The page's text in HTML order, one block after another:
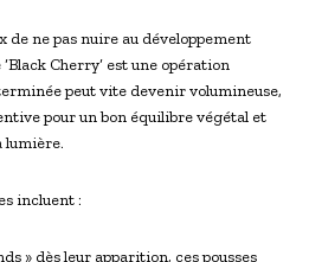
de ne pas nuire au développement
Cherry’ est une opération
peut vite devenir volumineuse,
pour un bon équilibre végétal et
lumière.
incluent :
» dès leur apparition, ces pousses